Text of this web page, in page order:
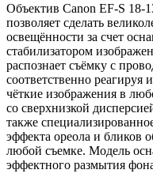
Объектив Canon EF-S 18-
позволяет сделать
освещённости за счет
стабилизатором
распознает съёмку с
соответственно реагируя
чёткие изображения в
со сверхнизкой
также
эффекта ореола и бликов
любой съемке. Модель
эффектного размытия